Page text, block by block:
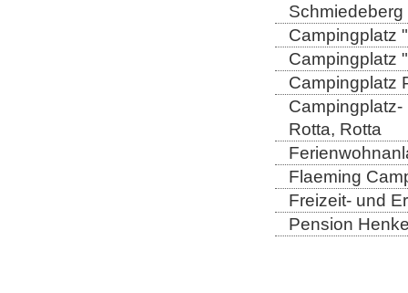
Schmiedeberg
Campingplatz
Campingplatz
Campingplatz
Rotta, Rotta
Flaeming
Freizeit- und
Pension